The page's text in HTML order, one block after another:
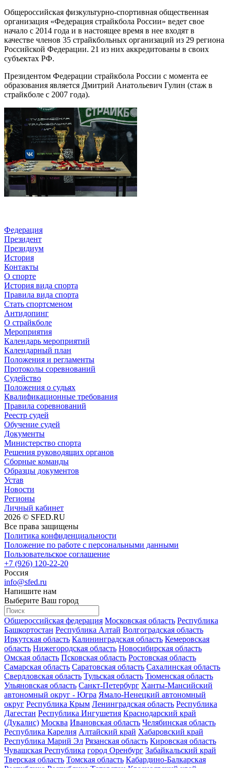
Общероссийская физкультурно-спортивная общественная
организация «Федерация страйкбола России» ведет свое
начало с 2014 года и в настоящее время в нее входят в
качестве членов 35 страйкбольных организаций из 29 региона
Российской Федерации. 21 из них аккредитованы в своих
субъектах РФ.
Президентом Федерации страйкбола России с момента ее
образования является Дмитрий Анатольевич Гулин (стаж в
страйкболе с 2007 года).
Федерация
Президент
Президиум
История
Контакты
О спорте
История вида спорта
Правила вида спорта
Стать спортсменом
Антидопинг
О страйкболе
Мероприятия
Календарь мероприятий
Календарный план
Положения и регламенты
Протоколы соревнований
Судейство
Положения о судьях
Квалификационные требования
Правила соревнований
Реестр судей
Обучение судей
Документы
Министерство спорта
Решения руководящих органов
Сборные команды
Образцы документов
Устав
Новости
Регионы
Личный кабинет
2026 © SFED.RU
Все права защищены
Политика конфиденциальности
Положение по работе с персональными данными
Пользовательское соглашение
+7 (926) 120-22-20
Россия
info@sfed.ru
Напишите нам
Выберите Ваш город
Общероссийская федерация Московская область Республика
Башкортостан Республика Алтай Волгоградская область
Иркутская область Калининградская область Кемеровская
область Нижегородская область Новосибирская область
Омская область Псковская область Ростовская область
Самарская область Саратовская область Сахалинская область
Свердловская область Тульская область Тюменская область
Ульяновская область Санкт-Петербург Ханты-Мансийский
автономный округ - Югра Ямало-Ненецкий автономный
округ Республика Крым Ленинградская область Республика
Дагестан Республика Ингушетия Краснодарский край
(Дукалис) Москва Ивановская область Челябинская область
Республика Карелия Алтайский край Хабаровский край
Республика Марий Эл Рязанская область Кировская область
Чувашская Республика город Оренбург Забайкальский край
Тверская область Томская область Кабардино-Балкарская